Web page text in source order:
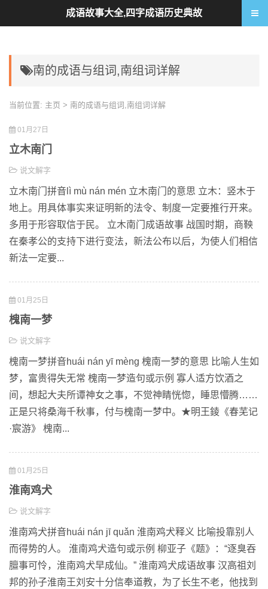
南的成语与组词,南组词详解
当前位置: 主页 > 南的成语与组词,南组词详解
01月27日
立木南门
说文解字
立木南门拼音lì mù nán mén 立木南门的意思 立木：竖木于
地上。用具体事实来证明新的法令、制度一定要推行开来。
多用于形容取信于民。 立木南门成语故事 战国时期，商鞅
在秦孝公的支持下进行变法，新法公布以后，为使人们相信
新法一定要...
01月25日
槐南一梦
说文解字
槐南一梦拼音huái nán yī mèng 槐南一梦的意思 比喻人生如
梦，富贵得失无常 槐南一梦造句或示例 寡人适方饮酒之
间，想起大夫所谭神女之事，不觉神睛恍惚，睡思懵腾……
正是只将桑海千秋事，付与槐南一梦中。★明王錂《春芜记
·宸游》 槐南...
01月25日
淮南鸡犬
说文解字
淮南鸡犬拼音huái nán jī quǎn 淮南鸡犬释义 比喻投靠别人
而得势的人。 淮南鸡犬造句或示例 柳亚子《题》：“逐臭吞
膻事可怜，淮南鸡犬早成仙。” 淮南鸡犬成语故事 汉高祖刘
邦的孙子淮南王刘安十分信奉道教，为了长生不老，他找到
成语故事大全,四字成语历史典故